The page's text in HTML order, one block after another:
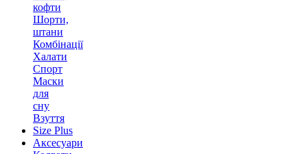
кофти
Шорти,
штани
Комбінації
Халати
Спорт
Маски
для
сну
Взуття
Size Plus
Аксесуари